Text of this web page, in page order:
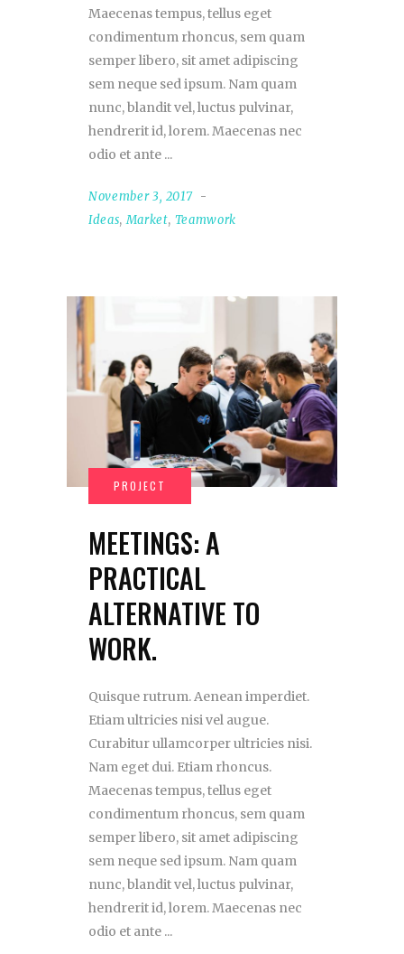
Maecenas tempus, tellus eget
condimentum rhoncus, sem quam
semper libero, sit amet adipiscing
sem neque sed ipsum. Nam quam
nunc, blandit vel, luctus pulvinar,
hendrerit id, lorem. Maecenas nec
odio et ante
November 3, 2017
Ideas,Market, Teamwork
MEETINGS: A
PRACTICAL
ALTERNATIVE TO
WORK.
Quisque rutrum. Aenean imperdiet.
Etiam ultricies nisi vel augue.
Curabitur ullamcorper ultricies nisi.
Nam eget dui. Etiam rhoncus.
Maecenas tempus, tellus eget
condimentum rhoncus, sem quam
semper libero, sit amet adipiscing
sem neque sed ipsum. Nam quam
nunc, blandit vel, luctus pulvinar,
hendrerit id, lorem. Maecenas nec
odio et ante